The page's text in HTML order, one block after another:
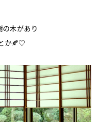
木があり
か🍂♡